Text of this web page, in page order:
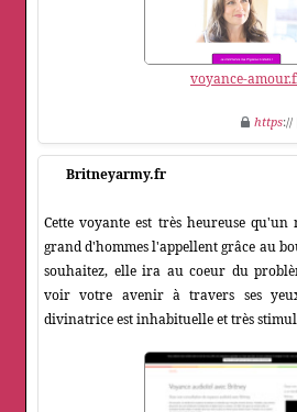
voyance-
https://
Britneyarmy.fr
Cette voyante est très heureuse
grand d'hommes l'appellent grâce au
souhaitez, elle ira au coeur du
voir votre avenir à travers ses
divinatrice est inhabituelle et très